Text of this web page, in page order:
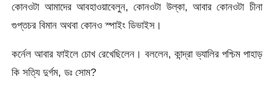
কোনওটা আমাদের আবহাওয়াবেলুন, কোনওটা উল্কা, আবার কোনওটা চীনা
গুপ্তচর বিমান অথবা কোনও স্পাইং ডিভাইস।
কর্নেল আবার ফাইলে চোখ রেখেছিলেন। বললেন, কান্দ্রা ভ্যালির পশ্চিম পাহাড়
কি সত্যি দুর্গম, ডঃ সোম?